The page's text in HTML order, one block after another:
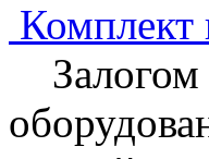
Комплект
Залогом